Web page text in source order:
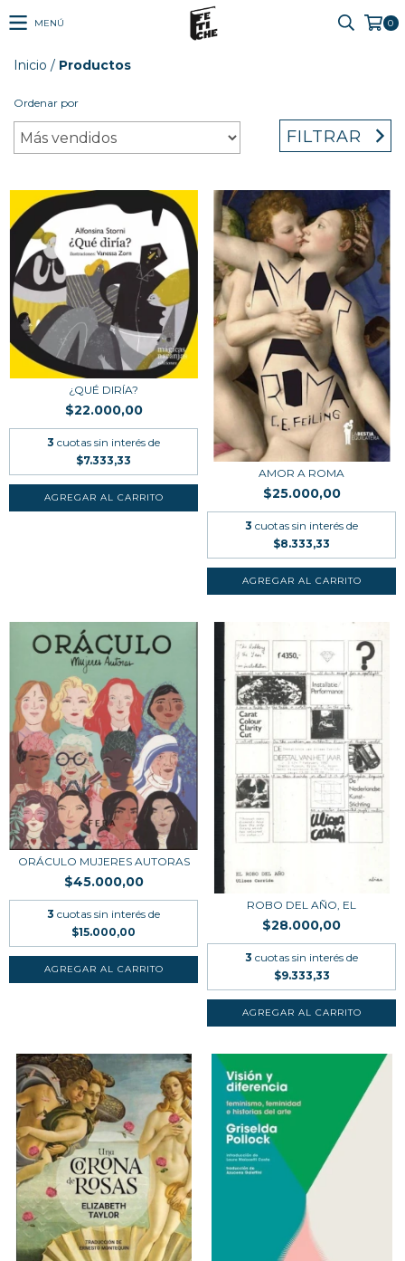
MENÚ 0
Inicio / Productos
Ordenar por
FILTRAR
¿QUÉ DIRÍA?
$22.000,00
3 cuotas sin interés de
$7.333,33
AMOR A ROMA
$25.000,00
3 cuotas sin interés de
$8.333,33
ORÁCULO MUJERES AUTORAS
$45.000,00
3 cuotas sin interés de
$15.000,00
ROBO DEL AÑO, EL
$28.000,00
3 cuotas sin interés de
$9.333,33